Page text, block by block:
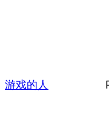
游戏的人